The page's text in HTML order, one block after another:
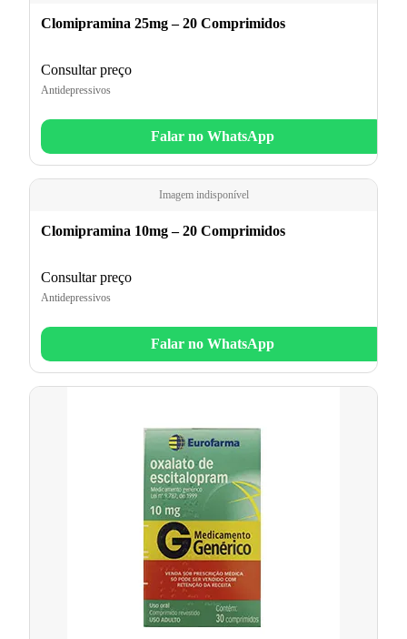
Clomipramina 25mg – 20 Comprimidos
Consultar preço
Antidepressivos
Falar no WhatsApp
Imagem indisponível
Clomipramina 10mg – 20 Comprimidos
Consultar preço
Antidepressivos
Falar no WhatsApp